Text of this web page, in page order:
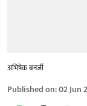
अभिषेक बनर्जी
Published on:02 Jun